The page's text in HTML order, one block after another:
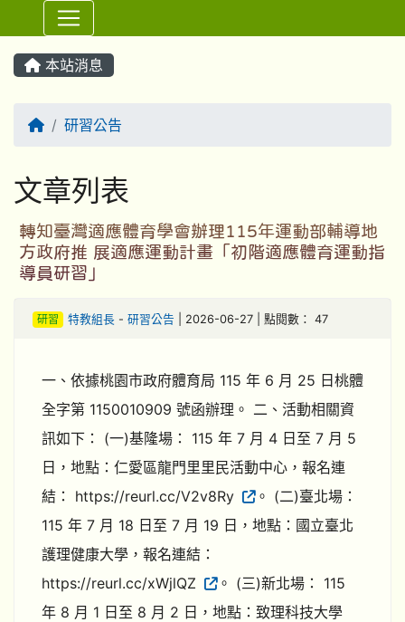
⏸
本站消息
回首頁研習公告
文章列表
轉知臺灣適應體育學會辦理115年運動部輔導地
方政府推 展適應運動計畫「初階適應體育運動指
導員研習」
研習 特教組長- 研習公告 | 2026-06-27 | 點閱數： 47
一、依據桃園市政府體育局 115 年 6 月 25 日桃體
全字第 1150010909 號函辦理。 二、活動相關資
訊如下： (一)基隆場： 115 年 7 月 4 日至 7 月 5
日，地點：仁愛區龍門里里民活動中心，報名連
結： https://reurl.cc/V2v8Ry
。 (二)臺北場：
115 年 7 月 18 日至 7 月 19 日，地點：國立臺北
護理健康大學，報名連結：
https://reurl.cc/xWjlQZ
。 (三)新北場： 115
年 8 月 1 日至 8 月 2 日，地點：致理科技大學